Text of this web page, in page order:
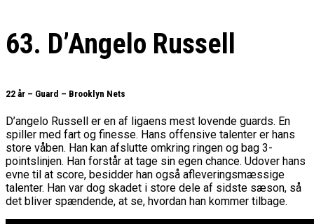
63. D’Angelo Russell
22 år – Guard – Brooklyn Nets
D’angelo Russell er en af ligaens mest lovende guards. En
spiller med fart og finesse. Hans offensive talenter er hans
store våben. Han kan afslutte omkring ringen og bag 3-
pointslinjen. Han forstår at tage sin egen chance. Udover hans
evne til at score, besidder han også afleveringsmæssige
talenter. Han var dog skadet i store dele af sidste sæson, så
det bliver spændende, at se, hvordan han kommer tilbage.